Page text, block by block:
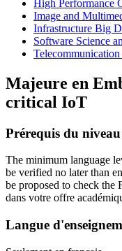
High Performance
Image and
Infrastructure Big
Software Science
Majeure en
critical IoT
Prérequis du
The minimum language
be verified no later than
be proposed to check the
dans votre offre
Langue